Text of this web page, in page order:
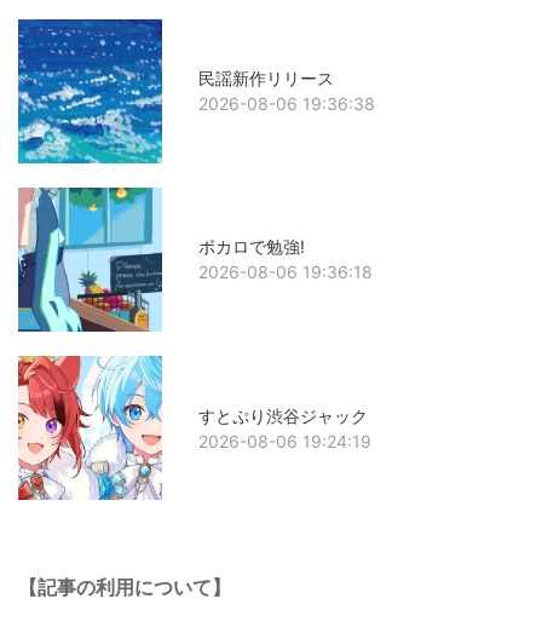
民謡新作リリース
2026-08-06 19:36:38
ボカロで勉強!
2026-08-06 19:36:18
すとぷり渋谷ジャック
2026-08-06 19:24:19
【記事の利用について】